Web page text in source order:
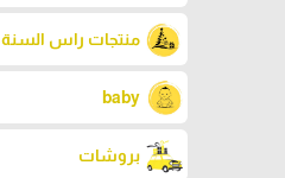
منتجات راس السنة
baby
بروشات